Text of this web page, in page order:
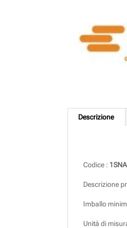
Descrizione
Codice :
Descrizione
Imballo
Unità di